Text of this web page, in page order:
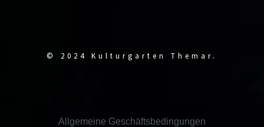
© 2024 Kulturgarten Themar.
Allgemeine Geschäftsbedingungen